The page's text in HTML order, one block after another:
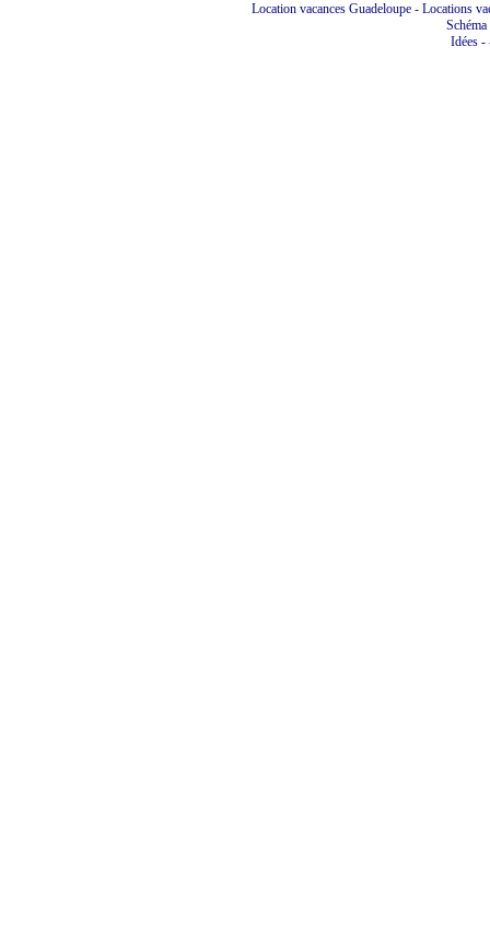
Location vacances Guadeloupe - Locations
Idées -